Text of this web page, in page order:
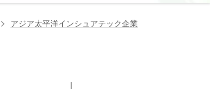
アジア太平洋インシュアテック企業